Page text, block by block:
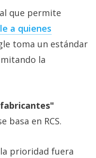
que permite
a quienes
toma un estándar
la
basa en RCS.
prioridad fuera